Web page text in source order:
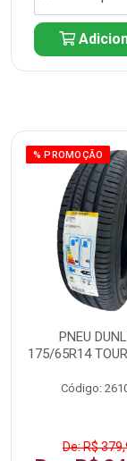
% PROMOÇÃO
PNEU
175/65R14
Código:
De: R$